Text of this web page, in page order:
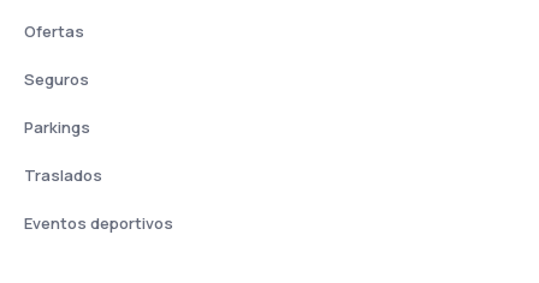
Ofertas
Seguros
Parkings
Traslados
Eventos deportivos